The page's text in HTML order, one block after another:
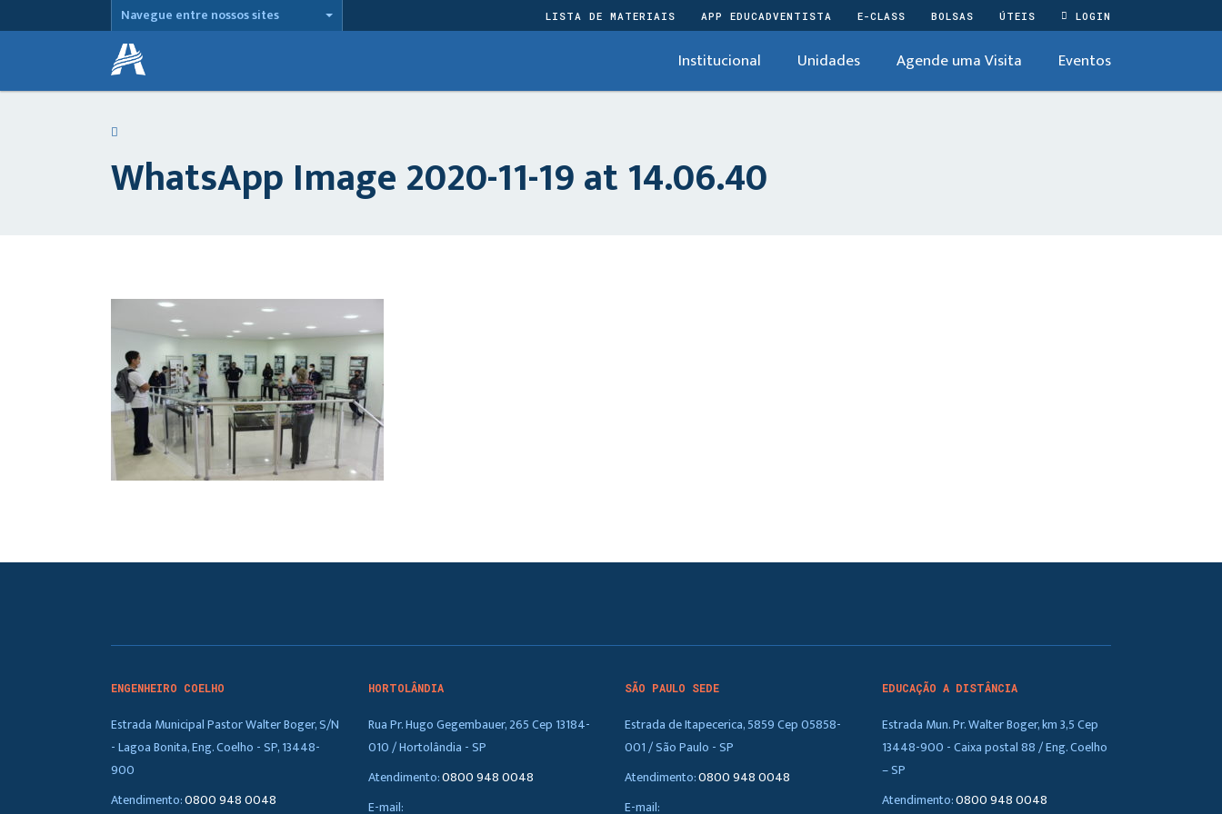
Navegue entre nossos sites LISTA DE MATERIAIS APP EDUCADVENTISTA E-CLASS BOLSAS ÚTEIS LOGIN
Institucional Unidades Agende uma Visita Eventos
WhatsApp Image 2020-11-19 at 14.06.40
ENGENHEIRO COELHO
Estrada Municipal Pastor Walter Boger, S/N
- Lagoa Bonita, Eng. Coelho - SP, 13448-
900
Atendimento:0800 948 0048
HORTOLÂNDIA
Rua Pr. Hugo Gegembauer, 265 Cep 13184-
010 / Hortolândia - SP
Atendimento:0800 948 0048
E-mail:
SÃO PAULO SEDE
Estrada de Itapecerica, 5859 Cep 05858-
001 / São Paulo - SP
Atendimento:0800 948 0048
E-mail:
EDUCAÇÃO A DISTÂNCIA
Estrada Mun. Pr. Walter Boger, km 3,5 Cep
13448-900 - Caixa postal 88 / Eng. Coelho
– SP
Atendimento:0800 948 0048